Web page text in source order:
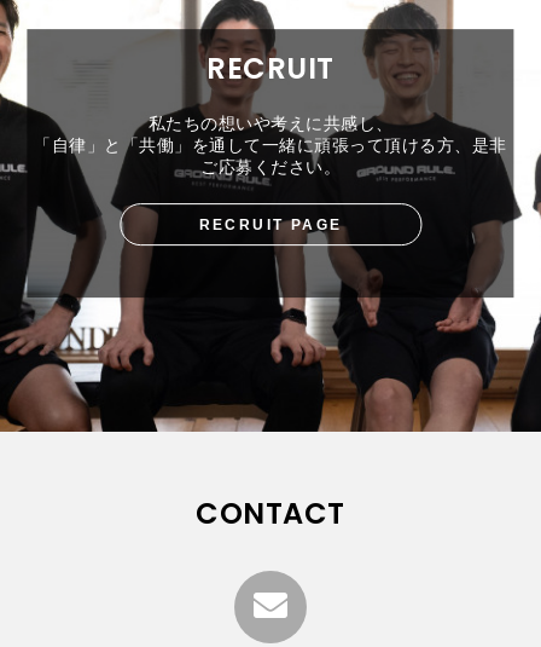
RECRUIT
私たちの想いや考えに共感し、
「自律」と「共働」を通して一緒に頑張って頂ける方、是非
ご応募ください。
RECRUIT PAGE
CONTACT